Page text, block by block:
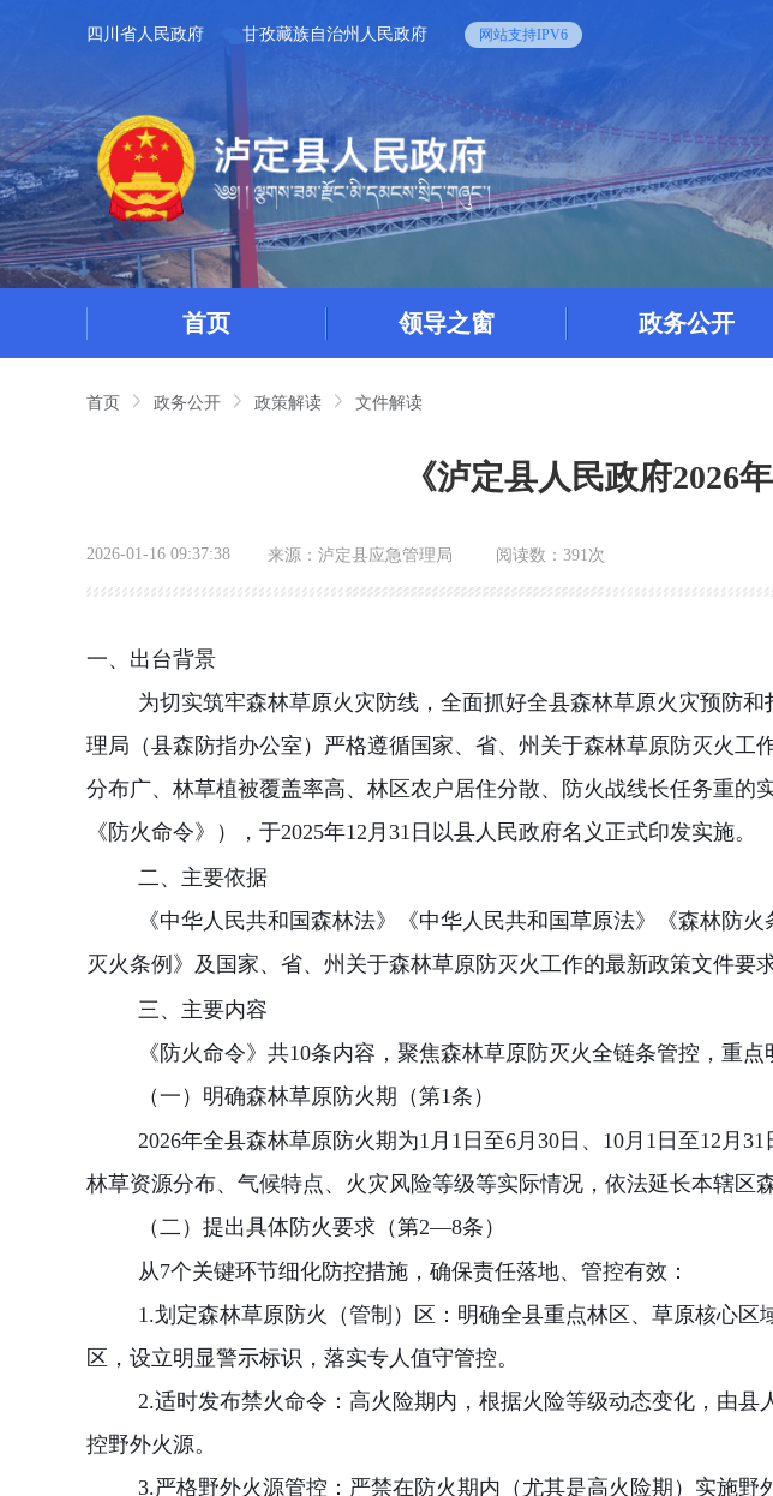
四川省人民政府 甘孜藏族自治州人民政府 网站支持IPV6
首页 领导之窗 政务公开
首页 政务公开 政策解读 文件解读
《泸定县人民政府2026
2026-01-16 09:37:38 来源： 泸定县应急管理局 阅读数： 391次
一、出台背景
为切实筑牢森林草原火灾防线，全面抓好全县森林草原火灾预防
理局（县森防指办公室）严格遵循国家、省、州关于森林草原防灭火
分布广、林草植被覆盖率高、林区农户居住分散、防火战线长任务重的
《防火命令》），于2025年12 月 31 日以县人民政府名义正式印发实施。
二、主要依据
《中华人民共和国森林法》《中华人民共和国草原法》《森林防
灭火条例》及国家、省、州关于森林草原防灭火工作的最新政策文件要求
三、主要内容
《防火命令》共10条内容，聚焦森林草原防灭火全链条管控，重点
（一）明确森林草原防火期（第1条）
2026年全县森林草原防火期为1 月 1 日至6 月 30日、 10 月 1 日至12 月 31
林草资源分布、气候特点、火灾风险等级等实际情况，依法延长本辖区
（二）提出具体防火要求（第2—8条）
从7个关键环节细化防控措施，确保责任落地、管控有效：
1.划定森林草原防火（管制）区：明确全县重点林区、草原核心
区，设立明显警示标识，落实专人值守管控。
2.适时发布禁火命令：高火险期内，根据火险等级动态变化，由
控野外火源。
3.严格野外火源管控：严禁在防火期内（尤其是高火险期）实施